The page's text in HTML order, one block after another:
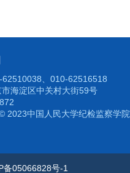
62510038、010-62516518
海淀区中关村大街59号
2023中国人民大学纪检监察学院
05066828号-1